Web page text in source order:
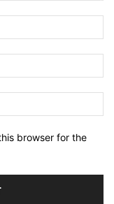
browser for the